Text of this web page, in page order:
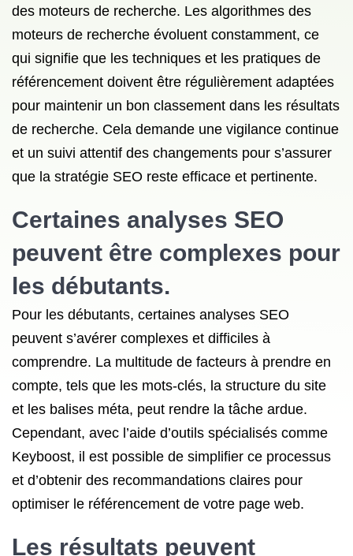
des moteurs de recherche. Les algorithmes des
moteurs de recherche évoluent constamment, ce
qui signifie que les techniques et les pratiques de
référencement doivent être régulièrement adaptées
pour maintenir un bon classement dans les résultats
de recherche. Cela demande une vigilance continue
et un suivi attentif des changements pour s’assurer
que la stratégie SEO reste efficace et pertinente.
Certaines analyses SEO
peuvent être complexes pour
les débutants.
Pour les débutants, certaines analyses SEO
peuvent s’avérer complexes et difficiles à
comprendre. La multitude de facteurs à prendre en
compte, tels que les mots-clés, la structure du site
et les balises méta, peut rendre la tâche ardue.
Cependant, avec l’aide d’outils spécialisés comme
Keyboost, il est possible de simplifier ce processus
et d’obtenir des recommandations claires pour
optimiser le référencement de votre page web.
Les résultats peuvent